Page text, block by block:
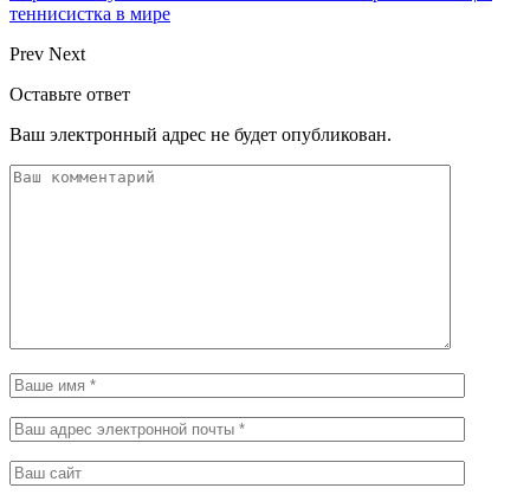
теннисистка в мире
Prev Next
Оставьте ответ
Ваш электронный адрес не будет опубликован.